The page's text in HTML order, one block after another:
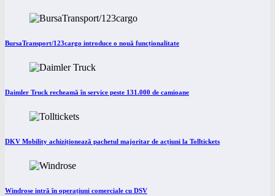
BursaTransport/123cargo introduce o nouă funcționalitate
Daimler Truck recheamă în service peste 131.000 de camioane
DKV Mobility achiziționează pachetul majoritar de acțiuni la Tolltickets
Windrose intră în operațiuni comerciale cu DSV